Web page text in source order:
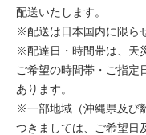
配送いたします。
※配送は日本国内に限ら
※配達日・時間帯は、天
ご希望の時間帯・ご指定
あります。
※一部地域（沖縄県及び
つきましては、ご希望日